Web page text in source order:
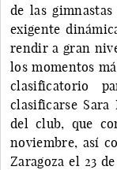
de las
exigente
rendir a gran
los momentos
clasificatorio
clasificarse
del club, que
noviembre, así
Zaragoza el 23